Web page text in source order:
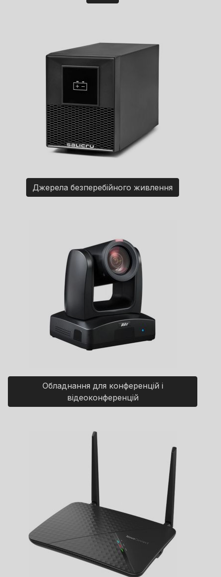
Джерела безперебійного живлення
Обладнання для конференцій і
відеоконференцій